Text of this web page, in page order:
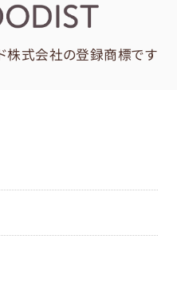
ド株式会社の登録商標です